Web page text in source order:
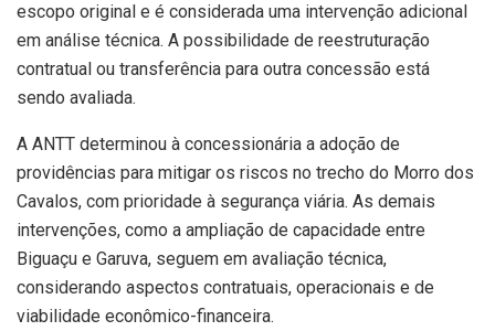
escopo original e é considerada uma intervenção adicional
em análise técnica. A possibilidade de reestruturação
contratual ou transferência para outra concessão está
sendo avaliada.
A ANTT determinou à concessionária a adoção de
providências para mitigar os riscos no trecho do Morro dos
Cavalos, com prioridade à segurança viária. As demais
intervenções, como a ampliação de capacidade entre
Biguaçu e Garuva, seguem em avaliação técnica,
considerando aspectos contratuais, operacionais e de
viabilidade econômico-financeira.